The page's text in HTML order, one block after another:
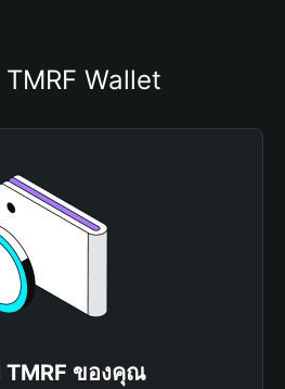
Wallet
TMRF ของคุณ